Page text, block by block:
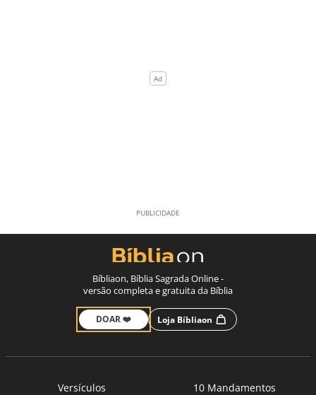
Bíbliaon, Bíblia Sagrada Online -
versão completa e gratuita da Bíblia
DOAR ❤️ Loja Bíbliaon
Versículos
10 Mandamentos